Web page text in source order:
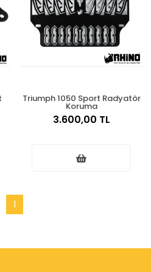
Triumph 1050 Sport Radyatör
Koruma
3.600,00 TL
1